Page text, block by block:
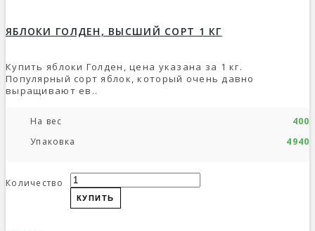
ЯБЛОКИ ГОЛДЕН, ВЫСШИЙ СОРТ 1 КГ
Купить яблоки Голден, цена указана за 1 кг.
Популярный сорт яблок, который очень давно
выращивают ев..
На вес
Упаковка
Количество
КУПИТЬ